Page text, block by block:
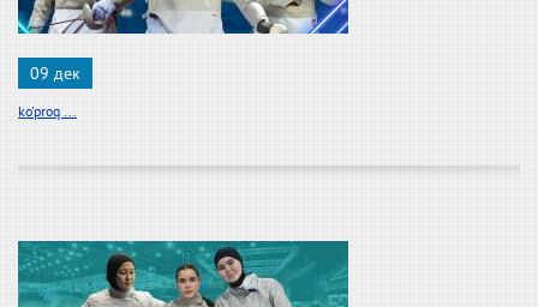
09 дек
ko'proq ...